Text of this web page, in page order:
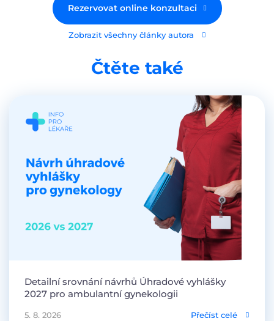
Rezervovat online konzultaci
Zobrazit všechny články autora
Čtěte také
Detailní srovnání návrhů Úhradové vyhlášky
2027 pro ambulantní gynekologii
5. 8. 2026 Přečíst celé